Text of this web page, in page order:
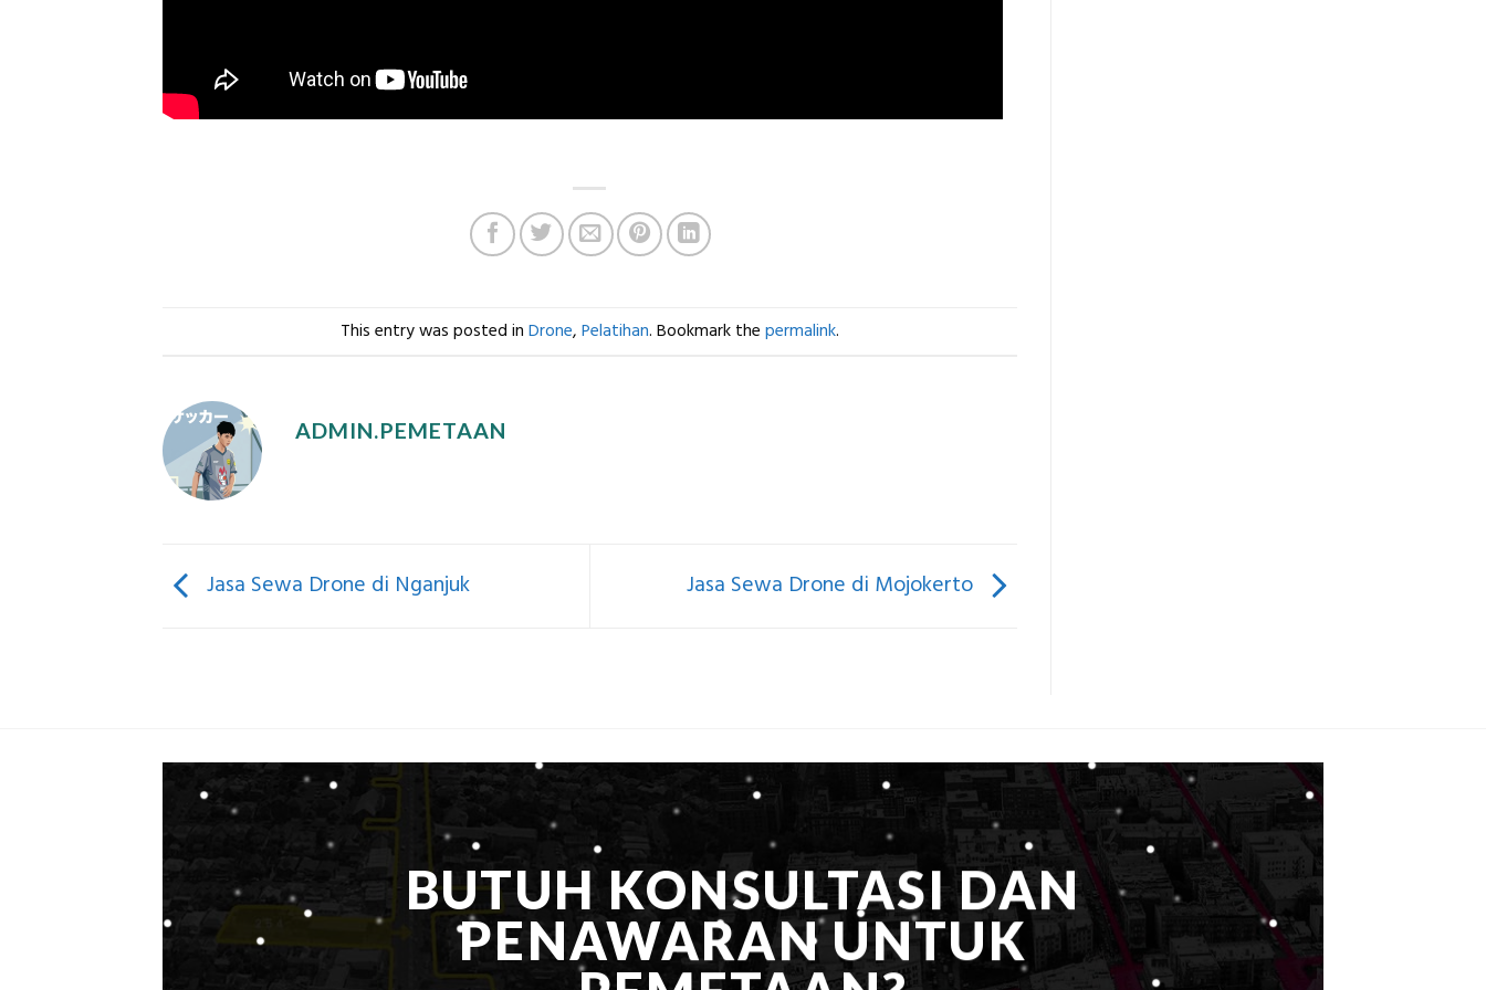
This entry was posted in Drone, Pelatihan. Bookmark the permalink.
ADMIN.PEMETAAN
Jasa Sewa Drone di Nganjuk Jasa Sewa Drone di Mojokerto
BUTUH KONSULTASI DAN
PENAWARAN UNTUK